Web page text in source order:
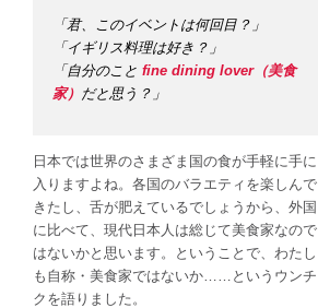
「君、このイベントは何回目？」
「イギリス料理は好き？」
「自分のこと fine dining lover（美食
家） だと思う？」
日本では世界のさまざま国の食が手軽に手に
入りますよね。各国のバラエティを楽しんで
きたし、舌が肥えているでしょうから、外国
に比べて、現代日本人は総じて美食家なので
はないかと思います。ということで、わたし
も自称・美食家ではないか……というウンチ
クを語りました。